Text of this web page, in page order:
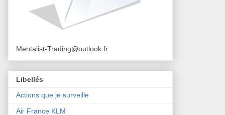
Mentalist-Trading@outlook.fr
Libellés
Actions que je surveille
Air France KLM